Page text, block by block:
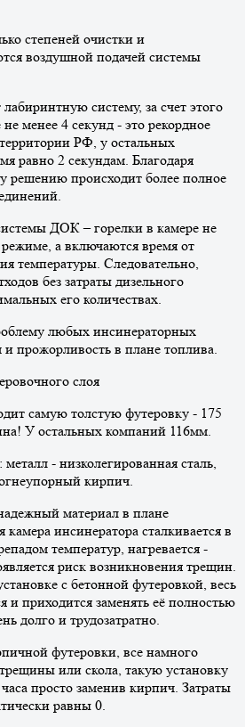
степеней очистки и
воздушной подачей системы
систему, за счет этого
менее 4 секунд - это рекордное
РФ, у остальных
равно 2 секундам. Благодаря
решению происходит более полное
ДОК – горелки в камере не
а включаются время от
температуры. Следовательно,
без затраты дизельного
его количествах.
любых инсинераторных
прожорливость в плане топлива.
слоя
самую толстую футеровку - 175
У остальных компаний 116мм.
- низколегированная сталь,
кирпич.
материал в плане
инсинератора сталкивается в
температур, нагревается -
риск возникновения трещин.
с бетонной футеровкой, весь
и приходится заменять её полностью
долго и трудозатратно.
футеровки, все намного
или скола, такую установку
просто заменив кирпич. Затраты
равны 0.